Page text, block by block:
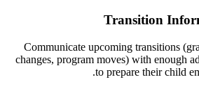
Transition
Communicate upcoming transitions
changes, program moves) with enough
to prepare their child